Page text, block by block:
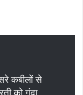
कबीलों से